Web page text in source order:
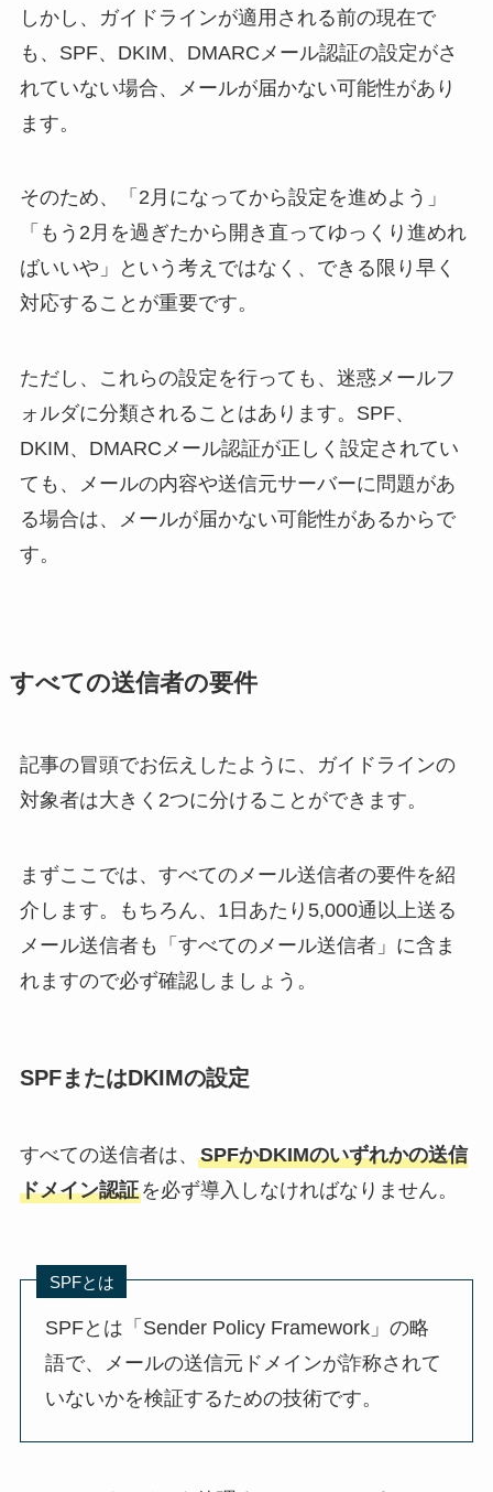
しかし、ガイドラインが適用される前の現在で
も、SPF、DKIM、DMARCメール認証の設定がさ
れていない場合、メールが届かない可能性があり
ます。
そのため、「2月になってから設定を進めよう」
「もう2月を過ぎたから開き直ってゆっくり進めれ
ばいいや」という考えではなく、できる限り早く
対応することが重要です。
ただし、これらの設定を行っても、迷惑メールフ
ォルダに分類されることはあります。SPF、
DKIM、DMARCメール認証が正しく設定されてい
ても、メールの内容や送信元サーバーに問題があ
る場合は、メールが届かない可能性があるからで
す。
すべての送信者の要件
記事の冒頭でお伝えしたように、ガイドラインの
対象者は大きく2つに分けることができます。
まずここでは、すべてのメール送信者の要件を紹
介します。もちろん、1日あたり5,000通以上送る
メール送信者も「すべてのメール送信者」に含ま
れますので必ず確認しましょう。
SPFまたはDKIMの設定
すべての送信者は、 SPFかDKIMのいずれかの送信
ドメイン認証を必ず導入しなければなりません。
SPFとは
SPFとは「Sender Policy Framework」の略
語で、メールの送信元ドメインが詐称されて
いないかを検証するための技術です。